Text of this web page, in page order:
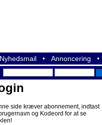
Nyhedsmail • Annoncering •
side kræver abonnement, indtast
og Kodeord for at se